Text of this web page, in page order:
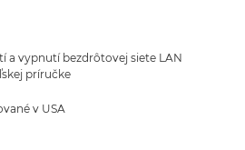
a vypnutí bezdrôtovej siete LAN
príručke
v USA